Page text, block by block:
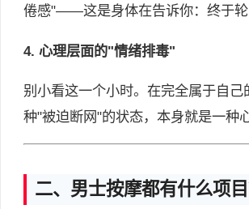
倦感"——这是身体在告诉你：终于轮
4. 心理层面的"情绪排毒"
别小看这一个小时。在完全属于自
种"被迫断网"的状态，本身就是一种
二、男士按摩都有什么项